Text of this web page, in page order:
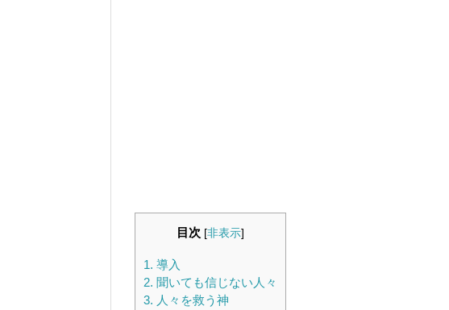
目次 [非表示]
1. 導入
2. 聞いても信じない人々
3. 人々を救う神